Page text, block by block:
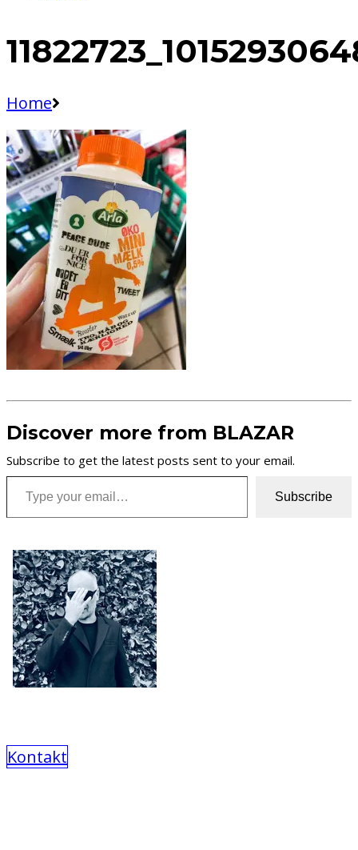
Home
Discover more from BLAZAR
Subscribe to get the latest posts sent to your email.
Type your email…
Subscribe
Kontakt